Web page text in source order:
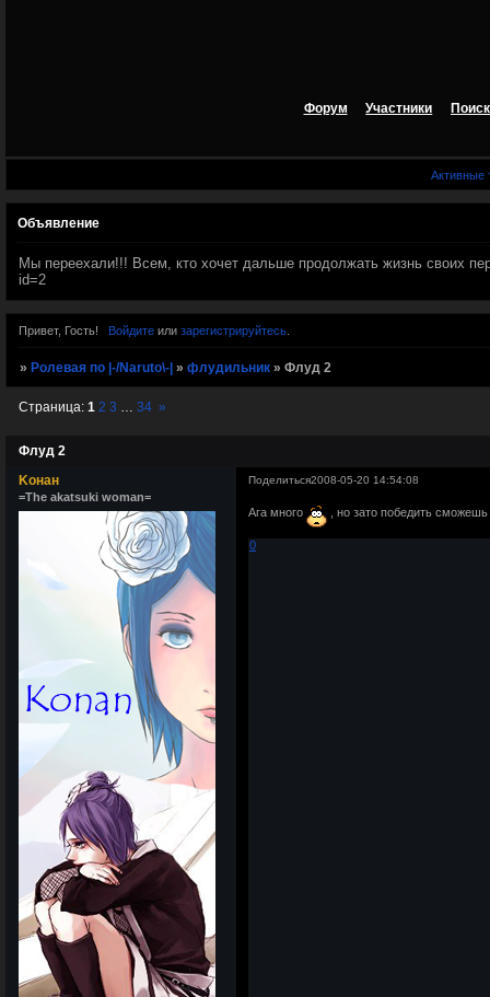
Форум Участники Поиск
Активные
Объявление
Мы переехали!!! Всем, кто хочет дальше продолжать жизнь своих
id=2
Привет, Гость! Войдитеили зарегистрируйтесь.
»Ролевая по |-/Naruto\-| »флудильник »Флуд 2
Флуд 2
Страница:1 2 3 … 34 »
Поделиться2008-05-20 14:54:08
Kонан
=The akatsuki woman=
Ага много , но зато победить
0